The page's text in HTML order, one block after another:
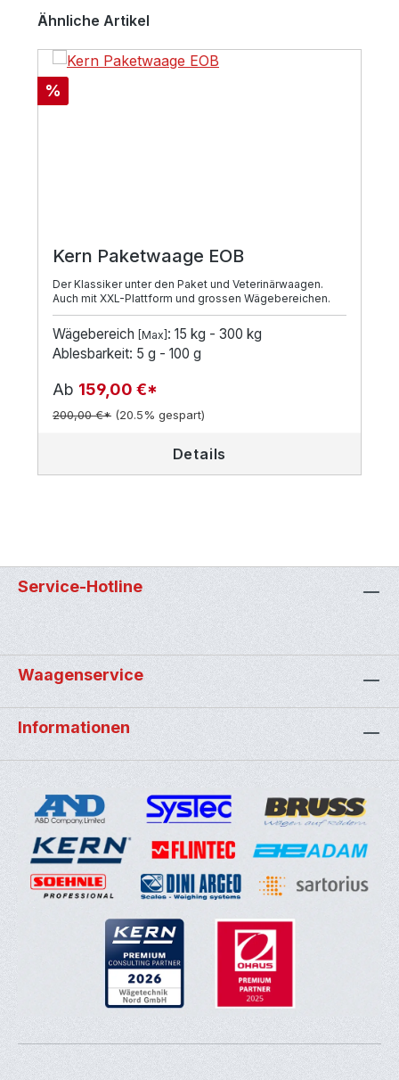
Produktgalerie überspringen
Ähnliche Artikel
Rabatt
%
Kern Paketwaage EOB
Der Klassiker unter den Paket und Veterinärwaagen.
Auch mit XXL-Plattform und grossen Wägebereichen.
Wägebereich [Max] : 15 kg - 300 kg
Ablesbarkeit: 5 g - 100 g
Ab 159,00 €*
200,00 €* (20.5% gespart)
Details
Service-Hotline
Waagenservice
Informationen